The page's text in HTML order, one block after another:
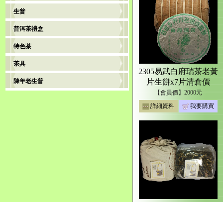
生普
普洱茶禮盒
特色茶
茶具
陳年老生普
2305易武白府瑞茶老黃
片生餅x7片清倉價
【會員價】2000元
詳細資料
我要購買